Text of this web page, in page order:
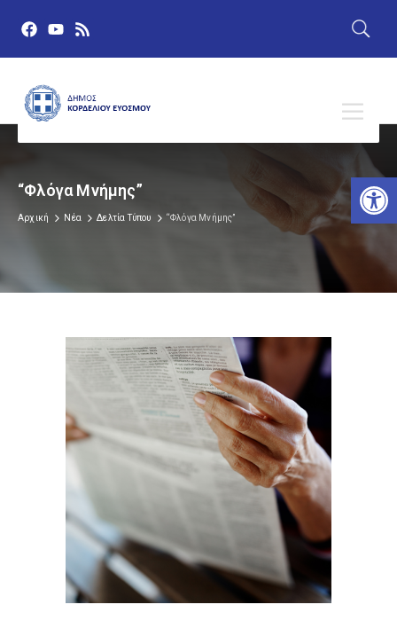
“Φλόγα Μνήμης”
Αρχική Νέα Δελτία Τύπου “Φλόγα Μνήμης”